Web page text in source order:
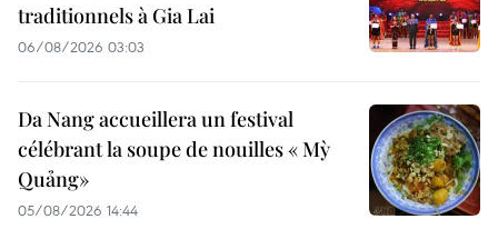
traditionnels à Gia Lai
06/08/2026 03:03
Da Nang accueillera un festival
célébrant la soupe de nouilles « Mỳ
Quảng»
05/08/2026 14:44